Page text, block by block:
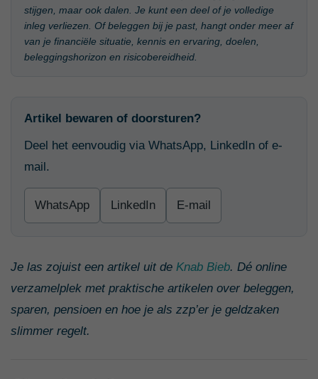
stijgen, maar ook dalen. Je kunt een deel of je volledige
inleg verliezen. Of beleggen bij je past, hangt onder meer af
van je financiële situatie, kennis en ervaring, doelen,
beleggingshorizon en risicobereidheid.
Artikel bewaren of doorsturen?
Deel het eenvoudig via WhatsApp, LinkedIn of e-
mail.
WhatsApp LinkedIn E-mail
Je las zojuist een artikel uit de Knab Bieb. Dé online
verzamelplek met praktische artikelen over beleggen,
sparen, pensioen en hoe je als zzp’er je geldzaken
slimmer regelt.